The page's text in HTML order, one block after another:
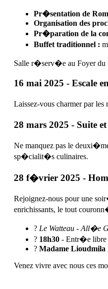
Pr�sentation de
Organisation des
Pr�paration de la
Buffet traditionnel :
Salle r�serv�e au Foyer du
16 mai 2025 - Escale
Laissez-vous charmer par
28 mars 2025 - Suite
Ne manquez pas le
sp�cialit�s culinaires.
28 f�vrier 2025 -
Rejoignez-nous pour une
enrichissants, le tout
? Le Watteau - All�e
? 18h30- Entr�e libre
? Madame Lioudmila
Venez vivre avec nous ces